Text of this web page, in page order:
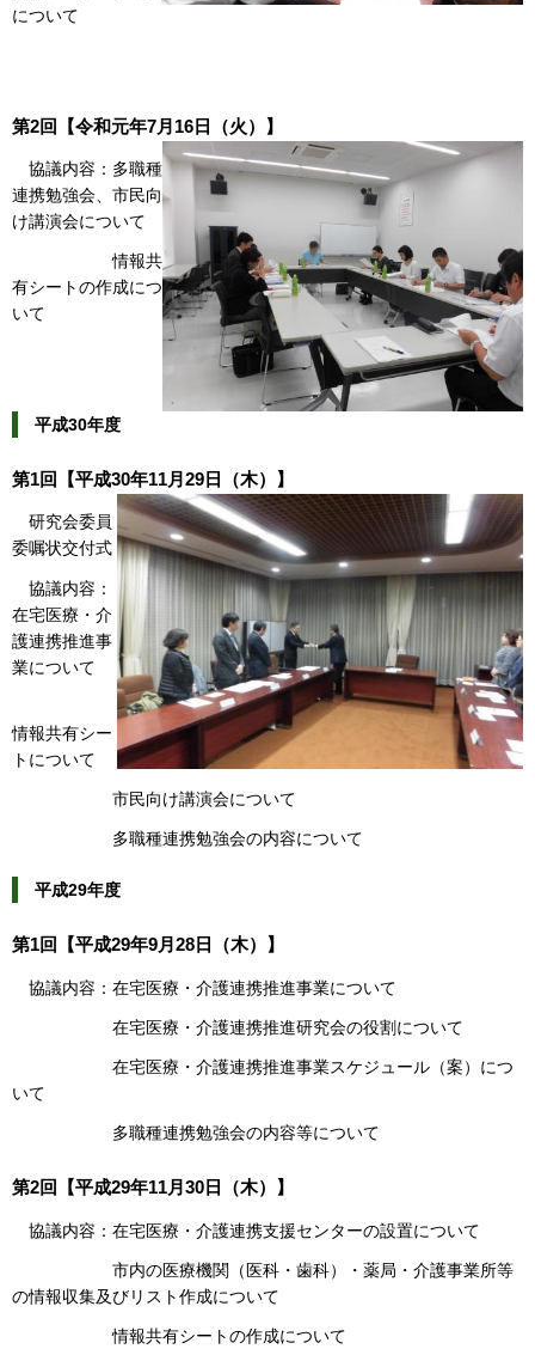
について
第2回【令和元年7月16日（火）】
協議内容：多職種
連携勉強会、市民向
け講演会について
情報共
有シートの作成につ
いて
平成30年度
第1回【平成30年11月29日（木）】
研究会委員
委嘱状交付式
協議内容：
在宅医療・介
護連携推進事
業について
情報共有シー
トについて
市民向け講演会について
多職種連携勉強会の内容について
平成29年度
第1回【平成29年9月28日（木）】
協議内容：在宅医療・介護連携推進事業について
在宅医療・介護連携推進研究会の役割について
在宅医療・介護連携推進事業スケジュール（案）につ
いて
多職種連携勉強会の内容等について
第2回【平成29年11月30日（木）】
協議内容：在宅医療・介護連携支援センターの設置について
市内の医療機関（医科・歯科）・薬局・介護事業所等
の情報収集及びリスト作成について
情報共有シートの作成について